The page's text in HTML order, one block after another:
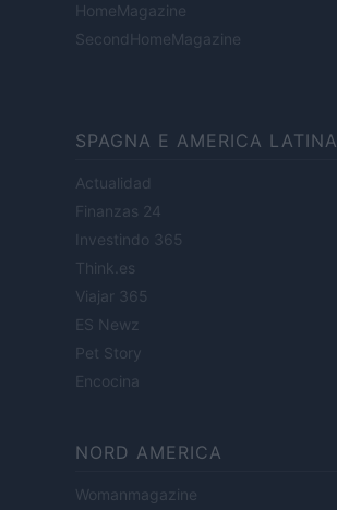
HomeMagazine
SecondHomeMagazine
SPAGNA E AMERICA LATINA
Actualidad
Finanzas 24
Investindo 365
Think.es
Viajar 365
ES Newz
Pet Story
Encocina
NORD AMERICA
Womanmagazine